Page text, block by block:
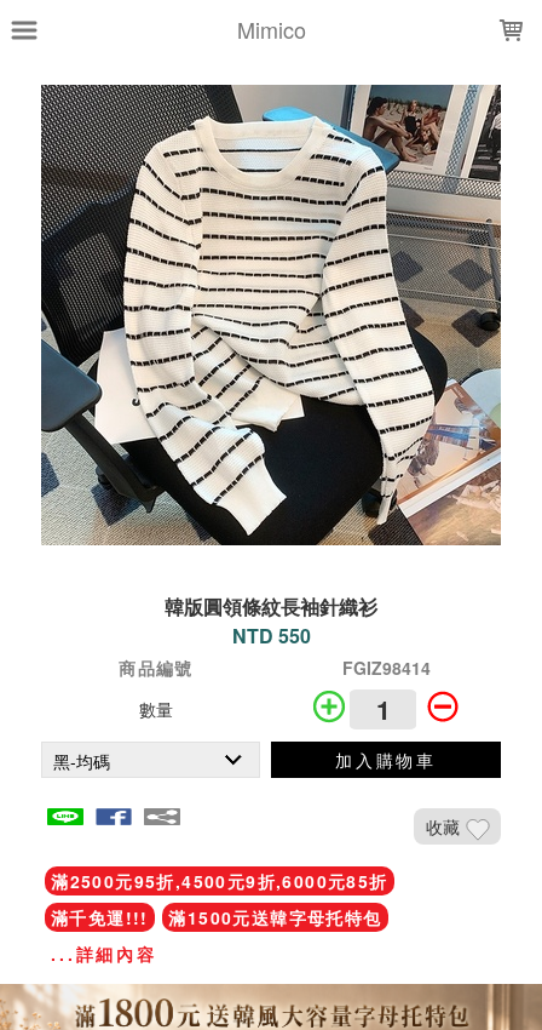
Mimico
韓版圓領條紋長袖針織衫
NTD 550
商品編號
FGIZ98414
數量
加入購物車
收藏
滿2500元95折,4500元9折,6000元85折
滿千免運!!!
滿1500元送韓字母托特包
...詳細內容